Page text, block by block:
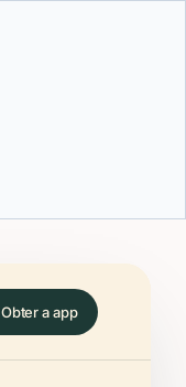
Obter a app